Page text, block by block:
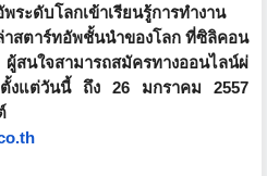
พระดับโลกเข้าเรียนรู้การทำงาน
สตาร์ทอัพชั้นนำของโลก ที่ซิลิคอน
จสามารถสมัครทางออนไลน์ผ่
ตั้งแต่วันนี้ ถึง 26 มกราคม 2557